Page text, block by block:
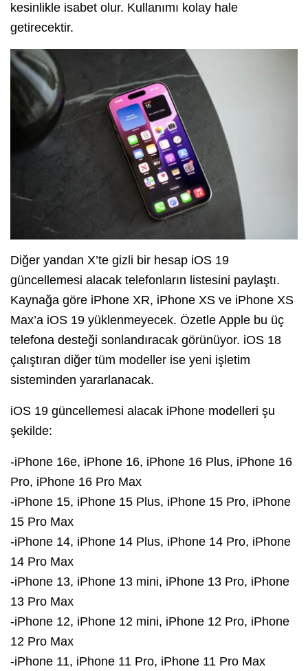
kesinlikle isabet olur. Kullanımı kolay hale
getirecektir.
Diğer yandan X’te gizli bir hesap iOS 19
güncellemesi alacak telefonların listesini paylaştı.
Kaynağa göre iPhone XR, iPhone XS ve iPhone XS
Max’a iOS 19 yüklenmeyecek. Özetle Apple bu üç
telefona desteği sonlandıracak görünüyor. iOS 18
çalıştıran diğer tüm modeller ise yeni işletim
sisteminden yararlanacak.
iOS 19 güncellemesi alacak iPhone modelleri şu
şekilde:
-iPhone 16e, iPhone 16, iPhone 16‌ Plus, iPhone 16
Pro, iPhone 16 Pro‌ Max
-iPhone 15, iPhone 15‌ Plus, iPhone 15‌ Pro, iPhone
15‌ Pro Max
‌-iPhone‌ 14, iPhone‌ 14 Plus, iPhone‌ 14 Pro, iPhone‌
14 Pro Max
‌-iPhone‌ 13, iPhone‌ 13 mini, iPhone‌ 13 Pro, iPhone‌
13 Pro Max
‌-iPhone‌ 12, iPhone 12 mini, iPhone‌ 12 Pro, iPhone
12 Pro Max
‌-iPhone‌ 11, iPhone‌ 11 Pro, iPhone 11 Pro Max